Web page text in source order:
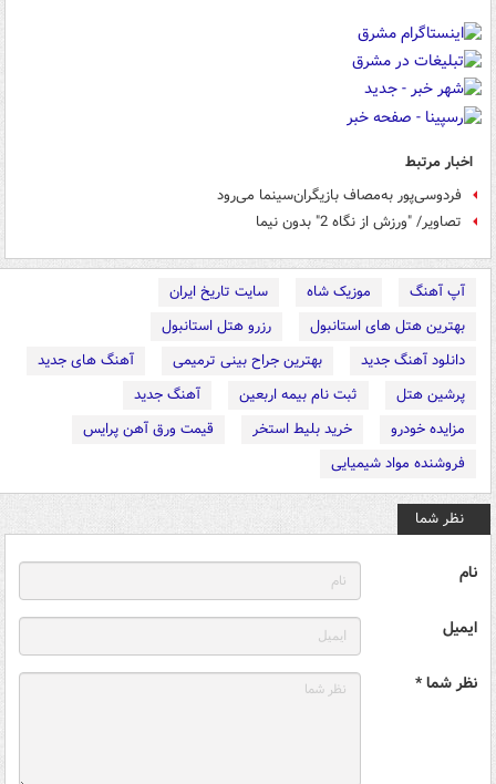
اخبار مرتبط
فردوسی‌پور به‌مصاف بازیگران‌سینما می‌رود
تصاویر/ "ورزش از نگاه 2" بدون نیما
آپ آهنگ موزیک شاه
سایت تاریخ ایران
بهترین هتل های استانبول
رزرو هتل استانبول
دانلود آهنگ جدید
بهترین جراح بینی ترمیمی
آهنگ های جدید
پرشین هتل
ثبت نام بیمه اربعین
آهنگ جدید
مزایده خودرو
خرید بلیط استخر
قیمت ورق آهن پرایس
فروشنده مواد شیمیایی
نظر شما
نام
ایمیل
نظر شما *